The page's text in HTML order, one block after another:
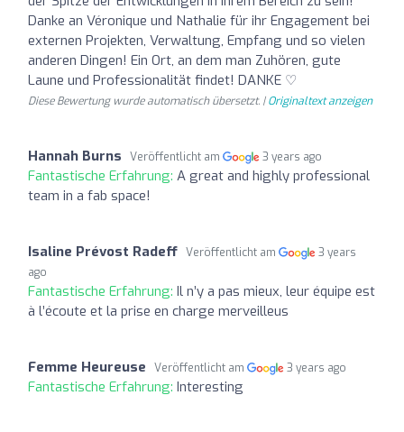
Danke an Véronique und Nathalie für ihr Engagement bei
externen Projekten, Verwaltung, Empfang und so vielen
anderen Dingen! Ein Ort, an dem man Zuhören, gute
Laune und Professionalität findet! DANKE ♡
Diese Bewertung wurde automatisch übersetzt. |Originaltext anzeigen
Hannah Burns Veröffentlicht am 3 years ago
Fantastische Erfahrung: A great and highly professional
team in a fab space!
Isaline Prévost Radeff Veröffentlicht am
3 years
ago
Fantastische Erfahrung: Il n’y a pas mieux, leur équipe est
à l’écoute et la prise en charge merveilleus
Femme Heureuse Veröffentlicht am 3 years ago
Fantastische Erfahrung: Interesting